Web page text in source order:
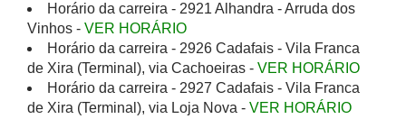
Horário da carreira - 2921 Alhandra - Arruda dos
Vinhos - VER HORÁRIO
Horário da carreira - 2926 Cadafais - Vila Franca
de Xira (Terminal), via Cachoeiras - VER HORÁRIO
Horário da carreira - 2927 Cadafais - Vila Franca
de Xira (Terminal), via Loja Nova - VER HORÁRIO